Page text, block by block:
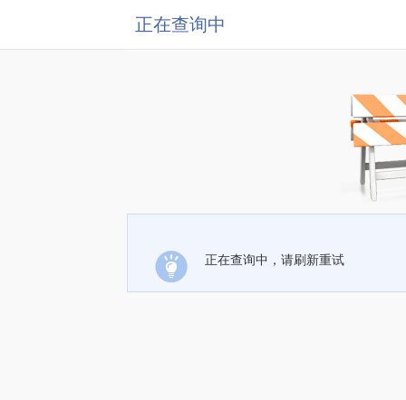
正在查询中
正在查询中，请刷新重试